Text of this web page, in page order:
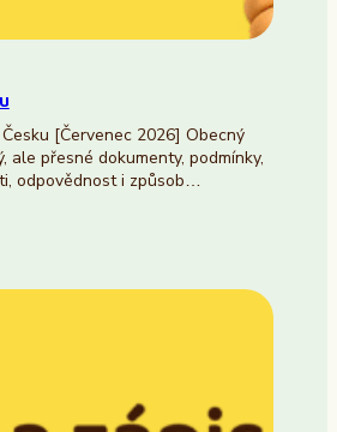
[Červenec 2026] Obecný
ale přesné dokumenty, podmínky,
odpovědnost i způsob…